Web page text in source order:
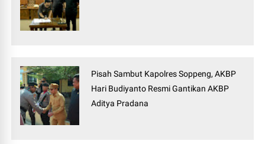
Pisah Sambut Kapolres Soppeng, AKBP
Hari Budiyanto Resmi Gantikan AKBP
Aditya Pradana